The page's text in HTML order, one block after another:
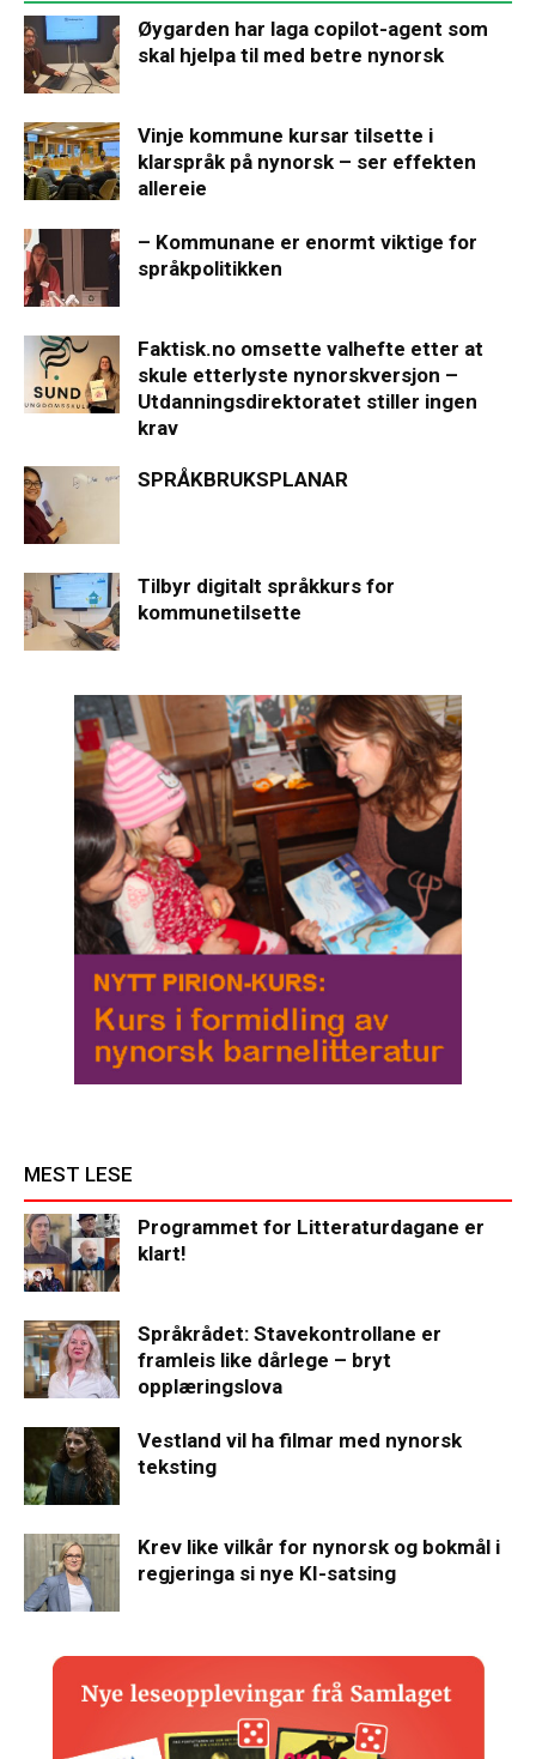
Øygarden har laga copilot-agent som
skal hjelpa til med betre nynorsk
Vinje kommune kursar tilsette i
klarspråk på nynorsk – ser effekten
allereie
– Kommunane er enormt viktige for
språkpolitikken
Faktisk.no omsette valhefte etter at
skule etterlyste nynorskversjon –
Utdanningsdirektoratet stiller ingen
krav
SPRÅKBRUKSPLANAR
Tilbyr digitalt språkkurs for
kommunetilsette
MEST LESE
Programmet for Litteraturdagane er
klart!
Språkrådet: Stavekontrollane er
framleis like dårlege – bryt
opplæringslova
Vestland vil ha filmar med nynorsk
teksting
Krev like vilkår for nynorsk og bokmål i
regjeringa si nye KI-satsing